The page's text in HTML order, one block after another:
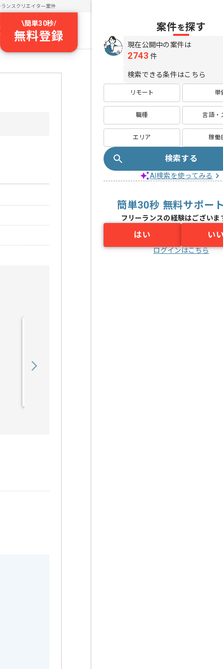
ランスクリエイター案件
\簡単30秒/
無料登録
案件を探す
現在公開中の案件は
2743 件
検索できる条件はこちら
リモート 単
職種 言語・
エリア 稼働
検索する
AI検索を使ってみる
簡単30秒 無料サポー
フリーランスの経験はございま
はい い
ログインはこちら